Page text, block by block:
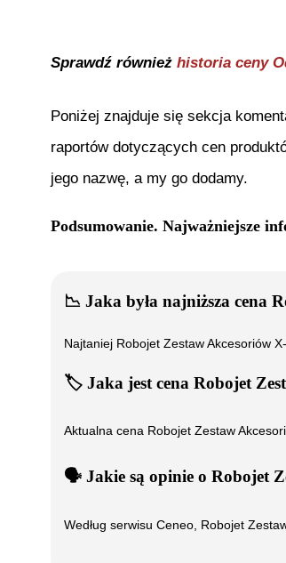
Sprawdź również historia ceny
Poniżej znajduje się sekcja
raportów dotyczących cen
jego nazwę, a my go dodamy.
Podsumowanie. Najważniejsze
📉 Jaka była najniższa cena
Najtaniej Robojet Zestaw Akcesoriów
🏷️ Jaka jest cena Robojet
Aktualna cena Robojet Zestaw
🗣️ ️ Jakie są opinie o Robojet
Według serwisu Ceneo, Robojet